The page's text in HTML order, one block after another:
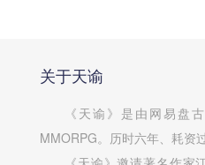
关于天谕
《天谕》是由网易盘
MMORPG。历时六年、耗资